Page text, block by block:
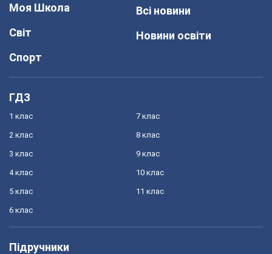
Моя Школа
Світ
Спорт
Всі новини
Новини освіти
ГДЗ
1 клас
2 клас
3 клас
4 клас
5 клас
6 клас
7 клас
8 клас
9 клас
10 клас
11 клас
Підручники